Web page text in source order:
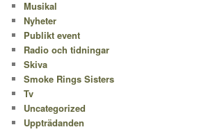
Musikal
Nyheter
Publikt event
Radio och tidningar
Skiva
Smoke Rings Sisters
Tv
Uncategorized
Uppträdanden